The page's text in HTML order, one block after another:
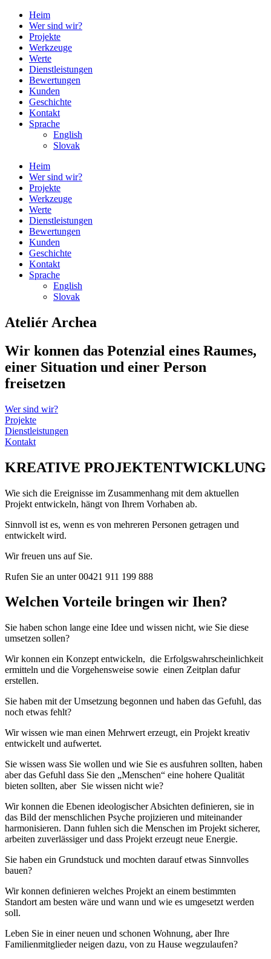
Heim
Wer sind wir?
Projekte
Werkzeuge
Werte
Dienstleistungen
Bewertungen
Kunden
Geschichte
Kontakt
Sprache
English
Slovak
Heim
Wer sind wir?
Projekte
Werkzeuge
Werte
Dienstleistungen
Bewertungen
Kunden
Geschichte
Kontakt
Sprache
English
Slovak
Ateliér Archea
Wir konnen das Potenzial eines Raumes,
einer Situation und einer Person
freisetzen
Wer sind wir?
Projekte
Dienstleistungen
Kontakt
KREATIVE PROJEKTENTWICKLUNG
Wie sich die Ereignisse im Zusammenhang mit dem aktuellen
Projekt entwickeln, hängt von Ihrem Vorhaben ab.
Sinnvoll ist es, wenn es von mehreren Personen getragen und
entwickelt wird.
Wir freuen uns auf Sie.
Rufen Sie an unter 00421 911 199 888
Welchen Vorteile bringen wir Ihen?
Sie haben schon lange eine Idee und wissen nicht, wie Sie diese
umsetzen sollen?
Wir konnen ein Konzept entwickeln, die Erfolgswahrscheinlichkeit
ermitteln und die Vorgehensweise sowie einen Zeitplan dafur
erstellen.
Sie haben mit der Umsetzung begonnen und haben das Gefuhl, das
noch etwas fehlt?
Wir wissen wie man einen Mehrwert erzeugt, ein Projekt kreativ
entwickelt und aufwertet.
Sie wissen wass Sie wollen und wie Sie es ausfuhren sollten, haben
aber das Gefuhl dass Sie den „Menschen“ eine hohere Qualität
bieten sollten, aber Sie wissen nicht wie?
Wir konnen die Ebenen ideologischer Absichten definieren, sie in
das Bild der menschlichen Psyche projizieren und miteinander
harmonisieren. Dann fuhlen sich die Menschen im Projekt sicherer,
arbeiten zuverlässiger und dass Projekt erzeugt neue Energie.
Sie haben ein Grundstuck und mochten darauf etwas Sinnvolles
bauen?
Wir konnen definieren welches Projekt an einem bestimmten
Standort am besten wäre und wann und wie es umgesetzt werden
soll.
Leben Sie in einer neuen und schonen Wohnung, aber Ihre
Familienmitglieder neigen dazu, von zu Hause wegzulaufen?